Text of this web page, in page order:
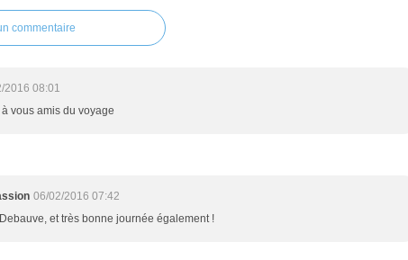
commentaire
2016 08:01
vous amis du voyage
06/02/2016 07:42
et très bonne journée également !